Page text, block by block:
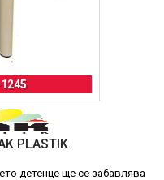
PLASTIK
детенце ще се забавлява